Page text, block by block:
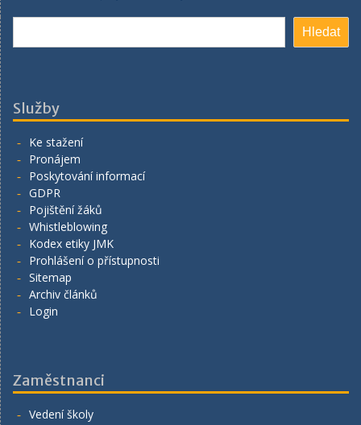
Hledat
Služby
Ke stažení
Pronájem
Poskytování informací
GDPR
Pojištění žáků
Whistleblowing
Kodex etiky JMK
Prohlášení o přístupnosti
Sitemap
Archiv článků
Login
Zaměstnanci
Vedení školy